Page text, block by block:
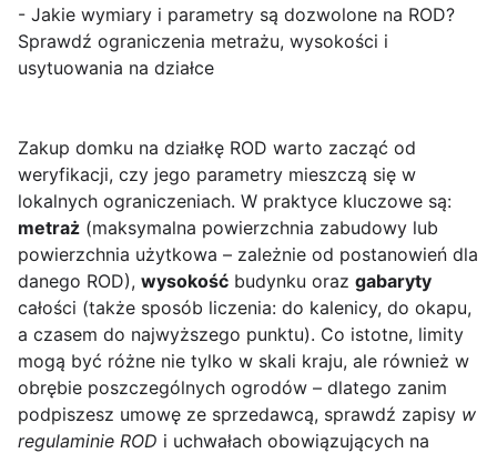
- Jakie wymiary i parametry są dozwolone na ROD?
Sprawdź ograniczenia metrażu, wysokości i
usytuowania na działce
Zakup domku na działkę ROD warto zacząć od
weryfikacji, czy jego parametry mieszczą się w
lokalnych ograniczeniach. W praktyce kluczowe są:
metraż (maksymalna powierzchnia zabudowy lub
powierzchnia użytkowa – zależnie od postanowień dla
danego ROD), wysokość budynku oraz gabaryty
całości (także sposób liczenia: do kalenicy, do okapu,
a czasem do najwyższego punktu). Co istotne, limity
mogą być różne nie tylko w skali kraju, ale również w
obrębie poszczególnych ogrodów – dlatego zanim
podpiszesz umowę ze sprzedawcą, sprawdź zapisy w
regulaminie ROD i uchwałach obowiązujących na